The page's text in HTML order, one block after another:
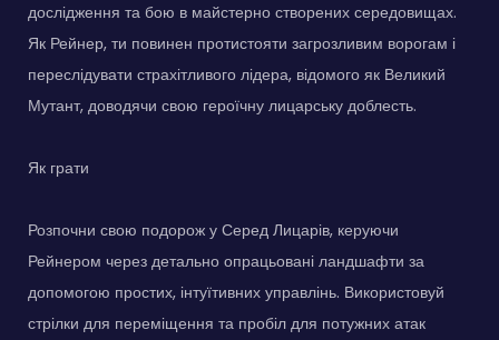
дослідження та бою в майстерно створених середовищах.
Як Рейнер, ти повинен протистояти загрозливим ворогам і
переслідувати страхітливого лідера, відомого як Великий
Мутант, доводячи свою героїчну лицарську доблесть.
Як грати
Розпочни свою подорож у Серед Лицарів, керуючи
Рейнером через детально опрацьовані ландшафти за
допомогою простих, інтуїтивних управлінь. Використовуй
стрілки для переміщення та пробіл для потужних атак